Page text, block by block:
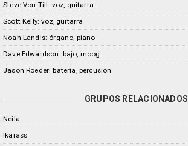
Steve Von Till: voz, guitarra
Scott Kelly: voz, guitarra
Noah Landis: órgano, piano
Dave Edwardson: bajo, moog
Jason Roeder: batería, percusión
GRUPOS RELACIONADOS
Neila
Ikarass